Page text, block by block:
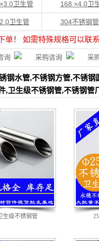
卫生管 168 ×4.0卫
卫生管 304不锈钢管
单！ 如需特殊规格可以联
钢水管,不锈钢方管,不锈钢
,卫生级不锈钢管,不锈钢管
生级不锈钢管